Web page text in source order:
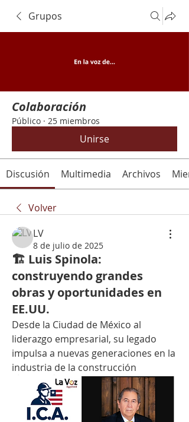
Grupos
Colaboración
Público · 25 miembros
Unirse
Discusión Multimedia Archivos
Volver
LV
8 de julio de 2025
🏗️ Luis Spinola:
construyendo grandes
obras y oportunidades en
EE.UU.
Desde la Ciudad de México al
liderazgo empresarial, su legado
impulsa a nuevas generaciones en la
industria de la construcción